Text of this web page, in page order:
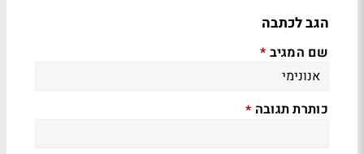
הגב לכתבה
שם המגיב *
כותרת תגובה *